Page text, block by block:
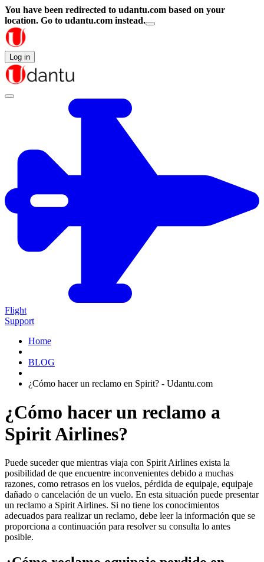
You have been redirected to udantu.com based on your
location. Go to udantu.com instead.
Log in
Flight
Support
Home
BLOG
¿Cómo hacer un reclamo en Spirit? - Udantu.com
¿Cómo hacer un reclamo a
Spirit Airlines?
Puede suceder que mientras viaja con Spirit Airlines exista la
posibilidad de que encuentre inconvenientes debido a muchas
razones, como retrasos en los vuelos, pérdida de equipaje, equipaje
dañado o cancelación de un vuelo. En esta situación puede presentar
un reclamo a Spirit Airlines. Si no tiene los conocimientos
adecuados para realizar un reclamo, debe leer la información que se
proporciona a continuación para resolver su consulta lo antes
posible.